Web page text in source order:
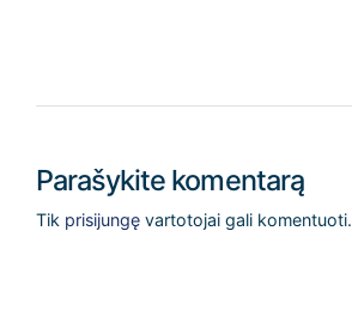
Parašykite komentarą
Tik prisijungęvartotojai gali komentuoti.